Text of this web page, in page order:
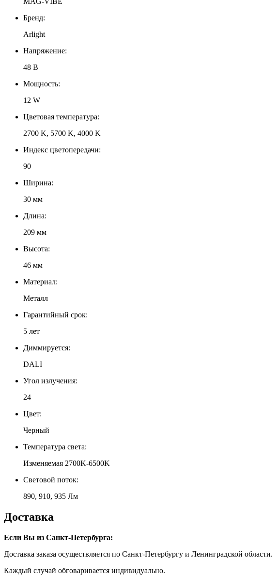
Бренд:
Arlight
Напряжение:
48 В
Мощность:
12 W
Цветовая температура:
2700 K, 5700 K, 4000 K
Индекс цветопередачи:
90
Ширина:
30 мм
Длина:
209 мм
Высота:
46 мм
Материал:
Металл
Гарантийный срок:
5 лет
Диммируется:
DALI
Угол излучения:
24
Цвет:
Черный
Температура света:
Изменяемая 2700K-6500K
Световой поток:
890, 910, 935 Лм
Доставка
Если Вы из Санкт-Петербурга:
Доставка заказа осуществляется по Санкт-Петербургу и Ленинградской области.
Каждый случай обговаривается индивидуально.